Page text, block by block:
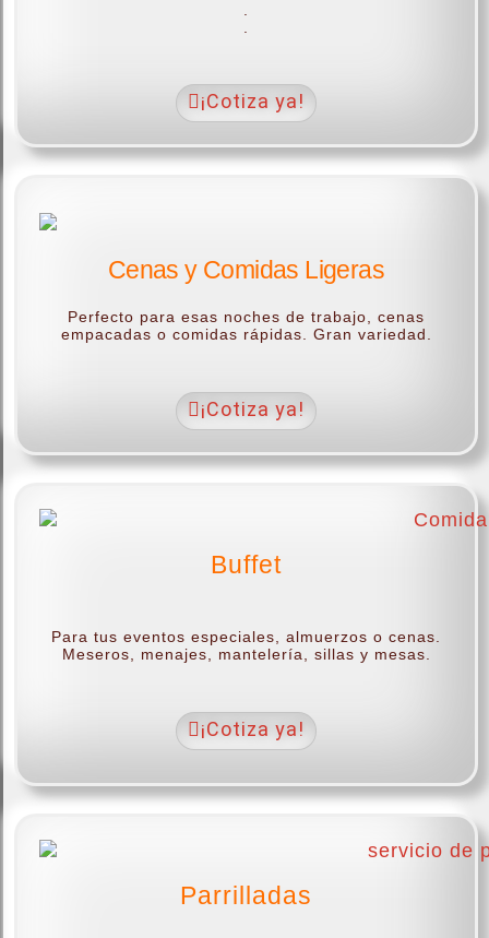
¡Cotiza ya!
Cenas y Comidas Ligeras
Perfecto para esas noches de trabajo, cenas
empacadas o comidas rápidas. Gran variedad.
¡Cotiza ya!
Buffet
Para tus eventos especiales, almuerzos o cenas.
Meseros, menajes, mantelería, sillas y mesas.
¡Cotiza ya!
Parrilladas